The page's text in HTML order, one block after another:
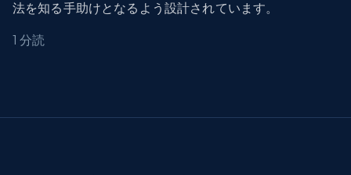
法を知る手助けとなるよう設計されています。
1 分読